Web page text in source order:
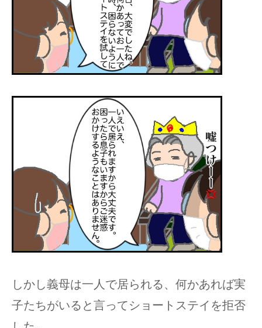
しかし義母は一人で居られる、何かあれば実
子たちがいると言ってショートステイを拒否